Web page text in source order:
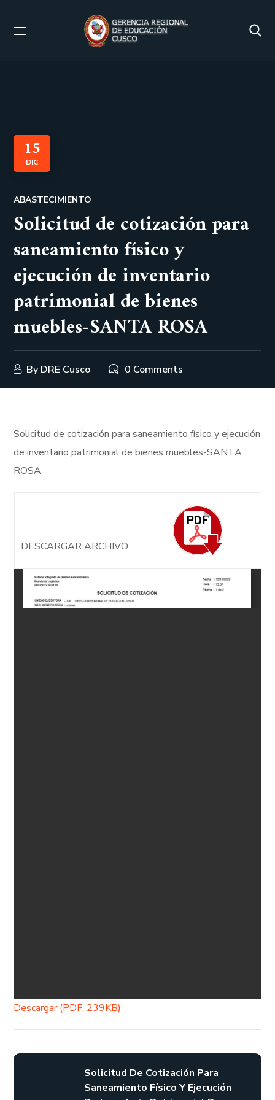
15
DIC
ABASTECIMIENTO
Solicitud de cotización para
saneamiento físico y
ejecución de inventario
patrimonial de bienes
muebles-SANTA ROSA
By DRE Cusco 0 Comments
Solicitud de cotización para saneamiento físico y ejecución
de inventario patrimonial de bienes muebles-SANTA
ROSA
DESCARGAR ARCHIVO
Descargar (PDF, 239KB)
Solicitud De Cotización Para
Saneamiento Físico Y Ejecución